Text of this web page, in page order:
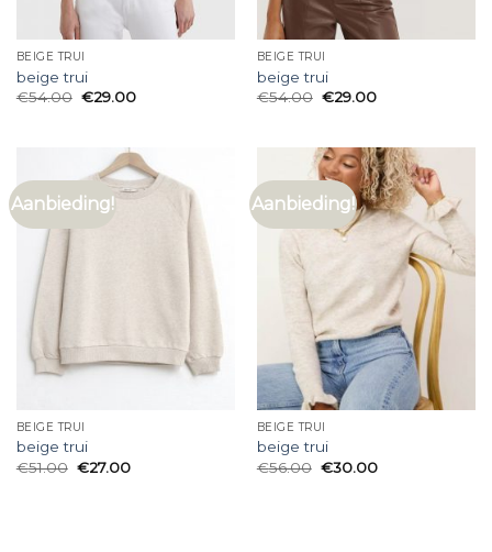
BEIGE TRUI
beige trui
€54.00 €29.00
BEIGE TRUI
beige trui
€54.00 €29.00
Aanbieding!
BEIGE TRUI
beige trui
€51.00 €27.00
Aanbieding!
BEIGE TRUI
beige trui
€56.00 €30.00